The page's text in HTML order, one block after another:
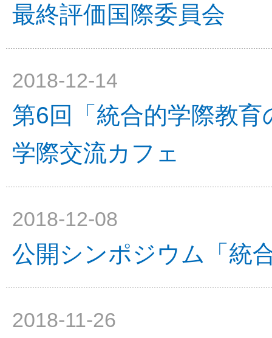
最終評価国際委員会
2018-12-14
第6回「統合的学際教
学際交流カフェ
2018-12-08
公開シンポジウム「統
2018-11-26